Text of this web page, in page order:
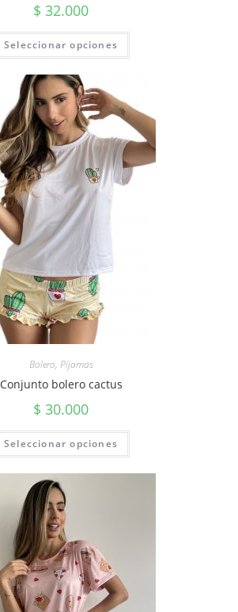
$ 32.000
Seleccionar opciones
Bolero, Pijamas
Conjunto bolero cactus
$ 30.000
Seleccionar opciones